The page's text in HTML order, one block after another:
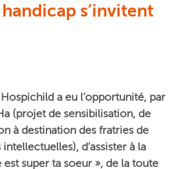
s’invitent
a eu l’opportunité, par
(projet de sensibilisation, de
à destination des fratries de
d’assister à la
super ta soeur », de la toute